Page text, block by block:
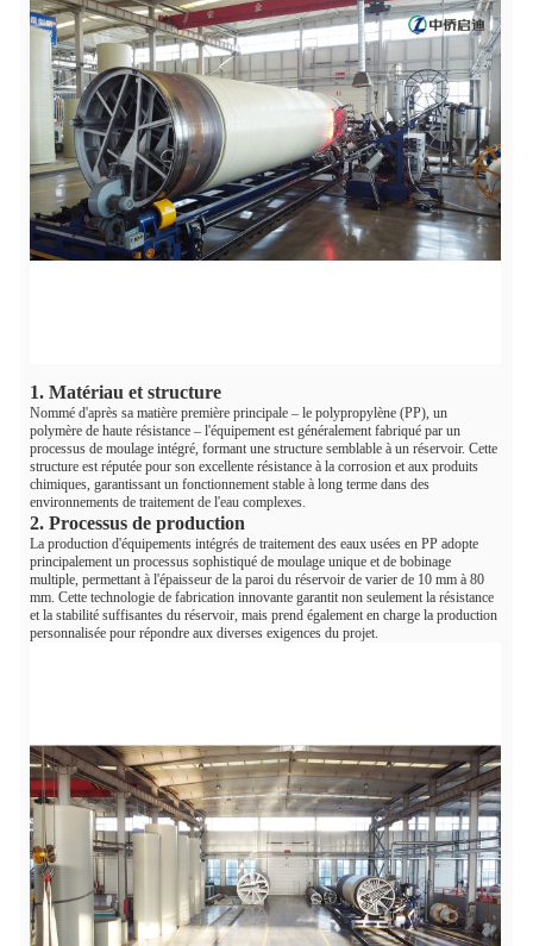
1. Matériau et structure
Nommé d'après sa matière première principale – le polypropylène (PP), un
polymère de haute résistance – l'équipement est généralement fabriqué par un
processus de moulage intégré, formant une structure semblable à un réservoir. Cette
structure est réputée pour son excellente résistance à la corrosion et aux produits
chimiques, garantissant un fonctionnement stable à long terme dans des
environnements de traitement de l'eau complexes.
2. Processus de production
La production d'équipements intégrés de traitement des eaux usées en PP adopte
principalement un processus sophistiqué de moulage unique et de bobinage
multiple, permettant à l'épaisseur de la paroi du réservoir de varier de 10 mm à 80
mm. Cette technologie de fabrication innovante garantit non seulement la résistance
et la stabilité suffisantes du réservoir, mais prend également en charge la production
personnalisée pour répondre aux diverses exigences du projet.